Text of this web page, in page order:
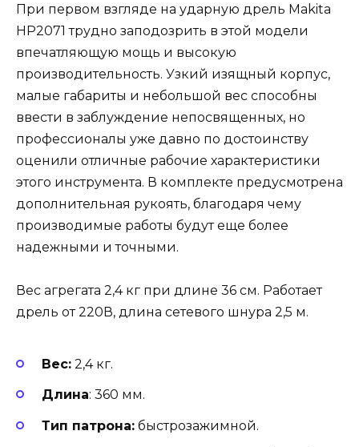
При первом взгляде на ударную дрель Makita
HP2071 трудно заподозрить в этой модели
впечатляющую мощь и высокую
производительность. Узкий изящный корпус,
малые габариты и небольшой вес способны
ввести в заблуждение непосвященных, но
профессионалы уже давно по достоинству
оценили отличные рабочие характеристики
этого инструмента. В комплекте предусмотрена
дополнительная рукоять, благодаря чему
производимые работы будут еще более
надежными и точными.
Вес агрегата 2,4 кг при длине 36 см. Работает
дрель от 220В, длина сетевого шнура 2,5 м.
Вес: 2,4 кг.
Длина: 360 мм.
Тип патрона: быстрозажимной.